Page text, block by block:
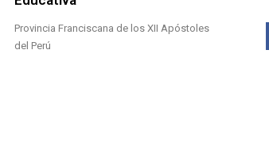
Provincia Franciscana de los XII Apóstoles
del Perú